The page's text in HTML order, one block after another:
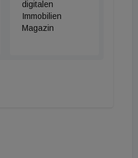
digitalen
Immobilien
Magazin